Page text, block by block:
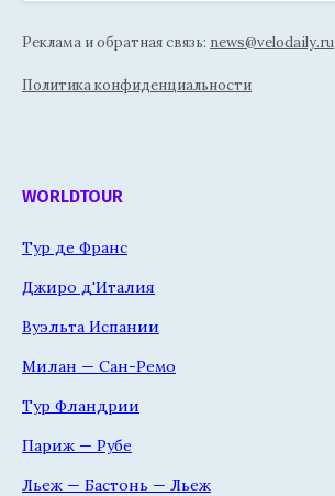
Реклама и обратная связь: news@velodaily.ru
Политика конфиденциальности
WORLDTOUR
Тур де Франс
Джиро д'Италия
Вуэльта Испании
Милан — Сан-Ремо
Тур Фландрии
Париж — Рубе
Льеж — Бастонь — Льеж